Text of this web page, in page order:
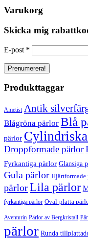
Varukorg
Skicka mig
E-post *
Produkttaggar
Ametist Antik
Blågröna pärlor Blå
pärlor
Droppformade pärlor
Fyrkantiga pärlor Glansiga
Gula pärlor Hjärtformade
pärlorLila pärlor
fyrkantiga pärlor Oval-platta
Aventurin Pärlor av Bergkristall
pärlor Runda